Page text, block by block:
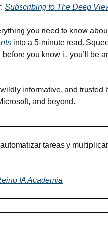
Subscribing to The Deep
you need to know
into a 5-minute read.
you know it, you’ll be
wildly informative, and trusted
and beyond.
tareas y multiplicar
IA Academia